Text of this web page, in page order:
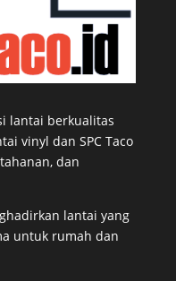
lantai berkualitas
vinyl dan SPC Taco
dan
lantai yang
untuk rumah dan